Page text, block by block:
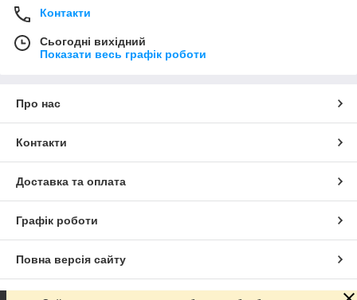
Контакти
Сьогодні вихідний
Показати весь графік роботи
Про нас
Контакти
Доставка та оплата
Графік роботи
Повна версія сайту